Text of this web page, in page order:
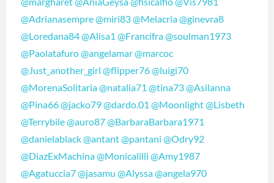
@Adrianasempre@miri83@Melacria@ginevra8
@Loredana84@Alisa1 @Francifra@soulman1973
@Paolatafuro@angelamar@marcoc
@Just_another_girl @flipper76@luigi70
@MorenaSolitaria@natalia71 @tina73@Asilanna
@Pina66@jacko79@dardo.01 @Moonlight@Lisbeth
@Terrybile@auro87@BarbaraBarbara1971
@danielablack@antant@pantani @Odry92
@DiazExMachina@Monicalilli @Amy1987
@Agatuccia7@jasamu @Alyssa@angela970